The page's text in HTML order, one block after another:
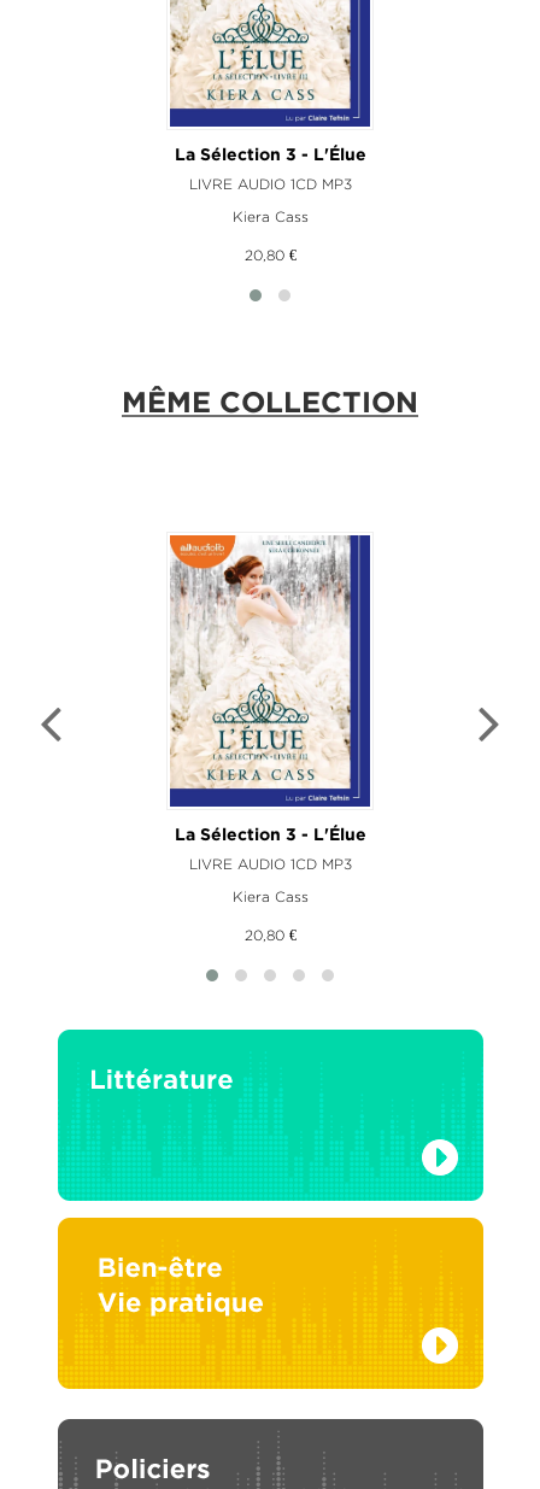
La Sélection 3 - L'Élue
LIVRE AUDIO 1CD MP3
Kiera Cass
20,80 €
MÊME COLLECTION
La Sélection 3 - L'Élue
LIVRE AUDIO 1CD MP3
Kiera Cass
20,80 €